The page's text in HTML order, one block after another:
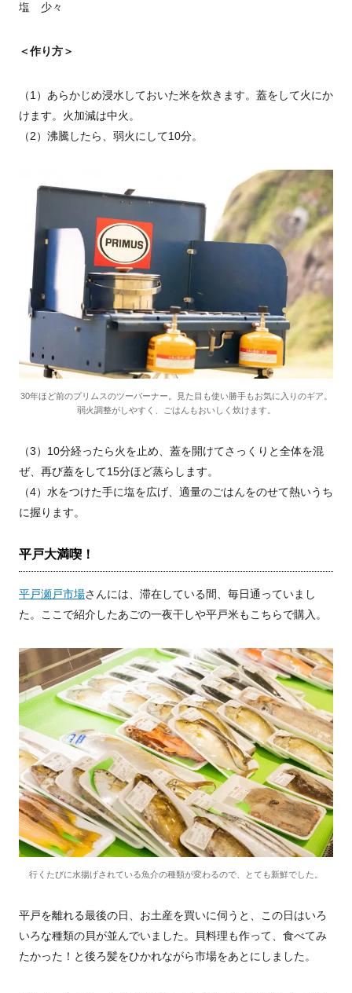
塩 少々
＜作り方＞
（1）あらかじめ浸水しておいた米を炊きます。蓋をして火にか
けます。火加減は中火。
（2）沸騰したら、弱火にして10分。
30年ほど前のプリムスのツーバーナー。見た目も使い勝手もお気に入りのギア。
弱火調整がしやすく、ごはんもおいしく炊けます。
（3）10分経ったら火を止め、蓋を開けてさっくりと全体を混
ぜ、再び蓋をして15分ほど蒸らします。
（4）水をつけた手に塩を広げ、適量のごはんをのせて熱いうち
に握ります。
平戸大満喫！
平戸瀬戸市場さんには、滞在している間、毎日通っていまし
た。ここで紹介したあごの一夜干しや平戸米もこちらで購入。
行くたびに水揚げされている魚介の種類が変わるので、とても新鮮でした。
平戸を離れる最後の日、お土産を買いに伺うと、この日はいろ
いろな種類の貝が並んでいました。貝料理も作って、食べてみ
たかった！と後ろ髪をひかれながら市場をあとにしました。